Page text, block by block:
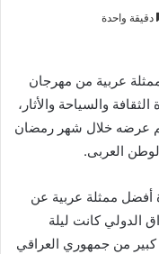
دقيقة واحدة
عربية من مهرجان
والسياحة والأثار،
عرضه خلال شهر رمضان
العربى.
أفضل ممثلة عربية عن
الدولي كانت ليلة
من جمهوري العراقي